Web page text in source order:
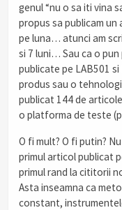
genul “nu o sa iti vina
propus sa publicam un
pe luna… atunci am
si 7 luni… Sau ca o
publicate pe LAB501
produs sau o
publicat 144 de
o platforma de teste
O fi mult? O fi putin?
primul articol publicat
primul rand la cititorii
Asta inseamna ca
constant,